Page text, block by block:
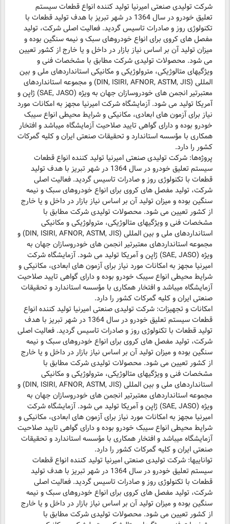
شرکت تولیدی صنعتی امیرنیا تولید کننده انواع قطعات سیستم
تعلیق خودرو در سال 1364 در شهر تبریز با هدف تولید قطعات با
تکنولوژی روز و صادرات تاسیس گردید. فعالیت اصلی شرکت، تولید
مفصل های کروی برای انواع خودروهای سبک و نیمه سنگین بوده و
میزان تولید آن بر اساس نیاز بازار در داخل و یا خارج از کشور تعیین
می شود. محصولات تولیدی شرکت مطابق با مشخصات فنی و
ویژگیهای متالوژیکی، مترولوژیکی و مکانیکی استانداردهای ملی و بین
المللی (DIN, ISIRI, AFNOR, ASTM, JIS) و مجموعه استانداردهای
معتبرتیر انجمن های خودروسازان جهان به ویژه (SAE, JASO) ژاپن و
آمریکا تولید می شود. آزمایشگاه شرکت امیرنیا مجهز به امکانات مورد
نیاز برای آزمون های ابعادی، مکانیکی و شرایط محیطی انواع سیبک
خودرو بوده و دارای گواهی تایید صلاحیت آزمایشگاه میباشد و افتخار
همکاری با مؤسسه استاندارد و تحقیقات صنعتی ایران و کلیه گمرکات
کشور را دارد.
پروژه‌ها: شرکت تولیدی صنعتی امیرنیا تولید کننده انواع قطعات
سیستم تعلیق خودرو در سال 1364 در شهر تبریز با هدف تولید
قطعات با تکنولوژی روز و صادرات تاسیس گردید. فعالیت اصلی
شرکت، تولید مفصل های کروی برای انواع خودروهای سبک و نیمه
سنگین بوده و میزان تولید آن بر اساس نیاز بازار در داخل و یا خارج
از کشور تعیین می شود. محصولات تولیدی شرکت مطابق با
مشخصات فنی و ویژگیهای متالوژیکی، مترولوژیکی و مکانیکی
استانداردهای ملی و بین المللی (DIN, ISIRI, AFNOR, ASTM, JIS) و
مجموعه استانداردهای معتبرتیر انجمن های خودروسازان جهان به
ویژه (SAE, JASO) ژاپن و آمریکا تولید می شود. آزمایشگاه شرکت
امیرنیا مجهز به امکانات مورد نیاز برای آزمون های ابعادی، مکانیکی و
شرایط محیطی انواع سیبک خودرو بوده و دارای گواهی تایید صلاحیت
آزمایشگاه میباشد و افتخار همکاری با مؤسسه استاندارد و تحقیقات
صنعتی ایران و کلیه گمرکات کشور را دارد.
امکانات و تجهیزات: شرکت تولیدی صنعتی امیرنیا تولید کننده انواع
قطعات سیستم تعلیق خودرو در سال 1364 در شهر تبریز با هدف
تولید قطعات با تکنولوژی روز و صادرات تاسیس گردید. فعالیت اصلی
شرکت، تولید مفصل های کروی برای انواع خودروهای سبک و نیمه
سنگین بوده و میزان تولید آن بر اساس نیاز بازار در داخل و یا خارج
از کشور تعیین می شود. محصولات تولیدی شرکت مطابق با
مشخصات فنی و ویژگیهای متالوژیکی، مترولوژیکی و مکانیکی
استانداردهای ملی و بین المللی (DIN, ISIRI, AFNOR, ASTM, JIS) و
مجموعه استانداردهای معتبرتیر انجمن های خودروسازان جهان به
ویژه (SAE, JASO) ژاپن و آمریکا تولید می شود. آزمایشگاه شرکت
امیرنیا مجهز به امکانات مورد نیاز برای آزمون های ابعادی، مکانیکی و
شرایط محیطی انواع سیبک خودرو بوده و دارای گواهی تایید صلاحیت
آزمایشگاه میباشد و افتخار همکاری با مؤسسه استاندارد و تحقیقات
صنعتی ایران و کلیه گمرکات کشور را دارد.
تواناییها: شرکت تولیدی صنعتی امیرنیا تولید کننده انواع قطعات
سیستم تعلیق خودرو در سال 1364 در شهر تبریز با هدف تولید
قطعات با تکنولوژی روز و صادرات تاسیس گردید. فعالیت اصلی
شرکت، تولید مفصل های کروی برای انواع خودروهای سبک و نیمه
سنگین بوده و میزان تولید آن بر اساس نیاز بازار در داخل و یا خارج
از کشور تعیین می شود. محصولات تولیدی شرکت مطابق با